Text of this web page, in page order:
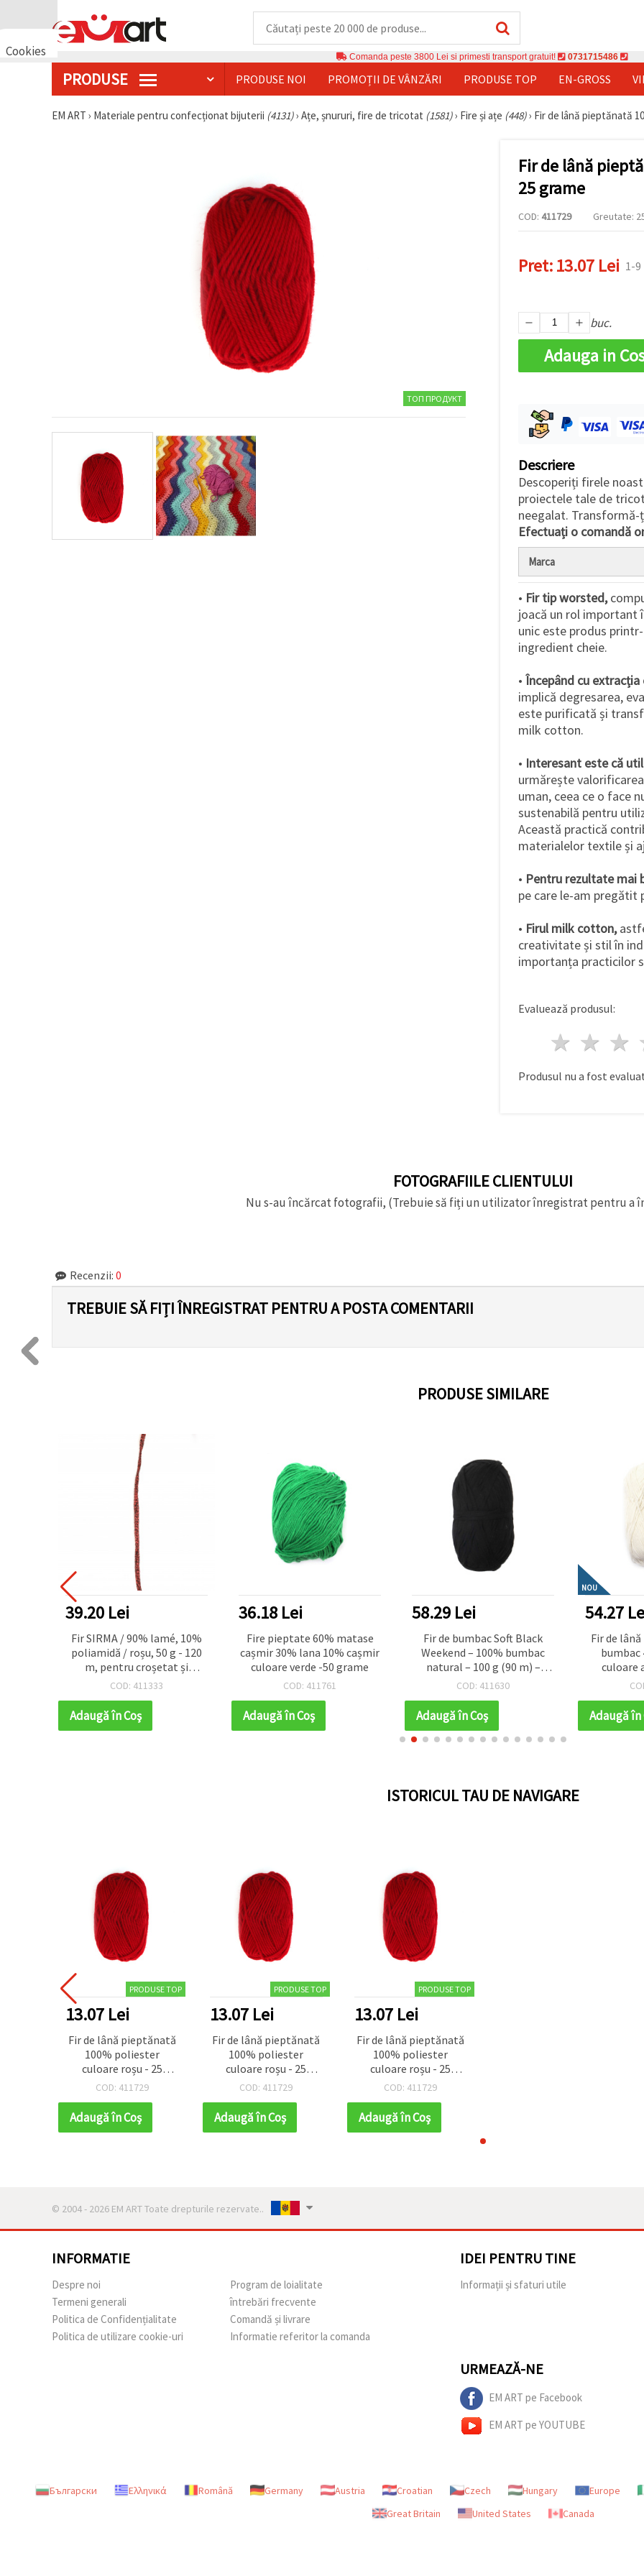
Cookies Comanda peste 3800 Lei si primesti transport gratuit! 0731715486
PRODUSE PRODUSE NOI PROMOȚII DE VÂNZĂRI PRODUSE TOP EN-GROSS
EM ART › Materiale pentru confecționat bijuterii (4131)› Ațe, șnururi, fire de tricotat (1581)› Fire și ațe (448)› Fir de lână pieptănată
ТОП ПРОДУКТ
Fir de lână
25 grame
COD: 411729 Greutate:
Pret:13.07 Lei 1-9
buc.
Adauga in
Descriere
Descoperiți firele
proiectele tale de
neegalat.
Efectuați o comandă
Marca
• Fir tip worsted,
joacă un rol important
unic este produs
ingredient cheie.
• Începând cu extracția
implică degresarea,
este purificată și
milk cotton.
• Interesant este că
urmărește
uman, ceea ce o face
sustenabilă pentru
Această practică
materialelor textile și
• Pentru rezultate mai
pe care le-am pregătit
• Firul milk cotton,
creativitate și stil în
importanța practicilor
Evaluează produsul:
2
1 stea
Produsul nu a fost
FOTOGRAFIILE CLIENTULUI
Nu s-au încărcat fotografii, (Trebuie să fiți un utilizator înregistrat pentru a
Recenzii: 0
TREBUIE SĂ FIȚI ÎNREGISTRAT PENTRU A POSTA COMENTARII
PRODUSE SIMILARE
39.20 Lei
Fir SIRMA / 90% lamé, 10%
poliamidă / roșu, 50 g - 120
m, pentru croșetat și
tricotat
COD: 411333
Adaugă în Coş
36.18 Lei
Fire pieptate 60% matase
cașmir 30% lana 10% cașmir
culoare verde -50 grame
COD: 411761
Adaugă în Coş
58.29 Lei
Fir de bumbac Soft Black
Weekend – 100% bumbac
natural – 100 g (90 m) –
perfect pentru tricotat
DIY creative
COD: 411630
Adaugă în Coş
NOU
54.27
Fir de
culoare
Adaugă în
ISTORICUL TAU DE NAVIGARE
PRODUSE TOP
13.07 Lei
Fir de lână pieptănată
100% poliester
culoare roșu - 25
grame
COD: 411729
Adaugă în Coş
PRODUSE TOP
13.07 Lei
Fir de lână pieptănată
100% poliester
culoare roșu - 25
grame
COD: 411729
Adaugă în Coş
PRODUSE TOP
13.07 Lei
Fir de lână pieptănată
100% poliester
culoare roșu - 25
grame
COD: 411729
Adaugă în Coş
© 2004 - 2026 EM ART Toate drepturile rezervate..
INFORMATIE
Despre noi
Termeni generali
Politica de Confidențialitate
Politica de utilizare cookie-uri
Program de loialitate
întrebări frecvente
Comandă și livrare
Informatie referitor la comanda
IDEI PENTRU TINE
Informații și sfaturi utile
URMEAZĂ-NE
EM ART pe Facebook
EM ART pe YOUTUBE
Български Ελληνικά Română Germany Austria Croatian Czech Hungary
Europe
Great Britain
United States Canada